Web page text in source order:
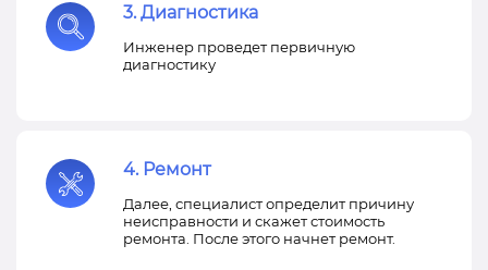
3. Диагностика
Инженер проведет первичную
диагностику
4. Ремонт
Далее, специалист определит причину
неисправности и скажет стоимость
ремонта. После этого начнет ремонт.